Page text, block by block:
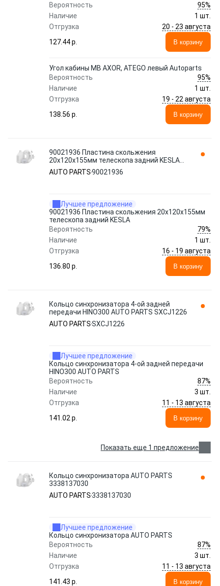
Вероятность
95%
Наличие
1 шт.
Отгрузка
20 - 23 августа
127.44 p.
В корзину
Угол кабины MB AXOR, ATEGO левый Autoparts
Вероятность
95%
Наличие
1 шт.
Отгрузка
19 - 22 августа
138.56 p.
В корзину
90021936 Пластина скольжения
20х120x155мм телескопа задний KESLA
AUTO PARTS
AUTO PARTS90021936
Лучшее предложение
90021936 Пластина скольжения 20х120x155мм
телескопа задний KESLA
Вероятность
79%
Наличие
1 шт.
Отгрузка
16 - 19 августа
136.80 p.
В корзину
Кольцо синхронизатора 4-ой задней
передачи HINO300 AUTO PARTS SXCJ1226
AUTO PARTSSXCJ1226
Лучшее предложение
Кольцо синхронизатора 4-ой задней передачи
HINO300 AUTO PARTS
Вероятность
87%
Наличие
3 шт.
Отгрузка
11 - 13 августа
141.02 p.
В корзину
Показать еще 1 предложение
Кольцо синхронизатора AUTO PARTS
3338137030
AUTO PARTS3338137030
Лучшее предложение
Кольцо синхронизатора AUTO PARTS
Вероятность
87%
Наличие
3 шт.
Отгрузка
11 - 13 августа
141.43 p.
В корзину